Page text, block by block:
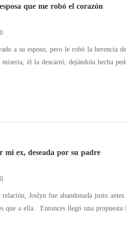
que me robó el corazón
a su esposo, pero le robó la herencia
miseria, él la descartó, dejándola hecha
mi ex, deseada por su padre
relación, Joslyn fue abandonada justo
de Connor, el padre adoptivo